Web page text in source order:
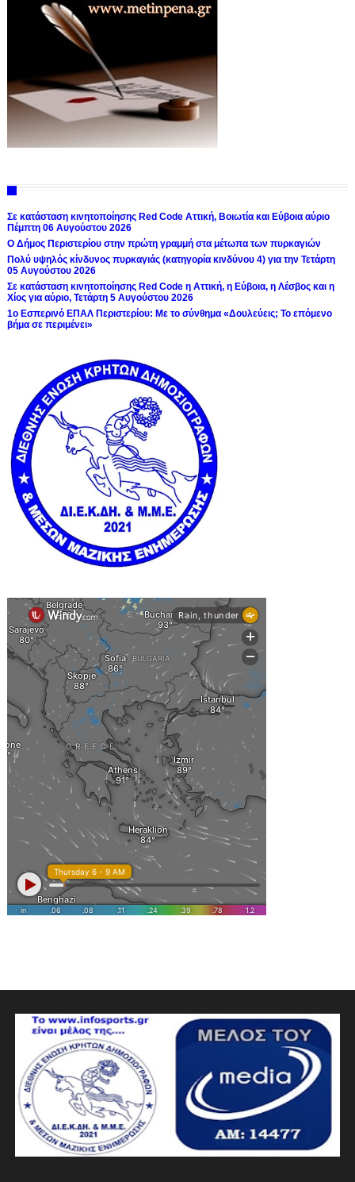
Σε κατάσταση κινητοποίησης Red Code Αττική, Βοιωτία και Εύβοια αύριο
Πέμπτη 06 Αυγούστου 2026
Ο Δήμος Περιστερίου στην πρώτη γραμμή στα μέτωπα των πυρκαγιών
Πολύ υψηλός κίνδυνος πυρκαγιάς (κατηγορία κινδύνου 4) για την Τετάρτη
05 Αυγούστου 2026
Σε κατάσταση κινητοποίησης Red Code η Αττική, η Εύβοια, η Λέσβος και η
Χίος για αύριο, Τετάρτη 5 Αυγούστου 2026
1ο Εσπερινό ΕΠΑΛ Περιστερίου: Με το σύνθημα «Δουλεύεις; Το επόμενο
βήμα σε περιμένει»